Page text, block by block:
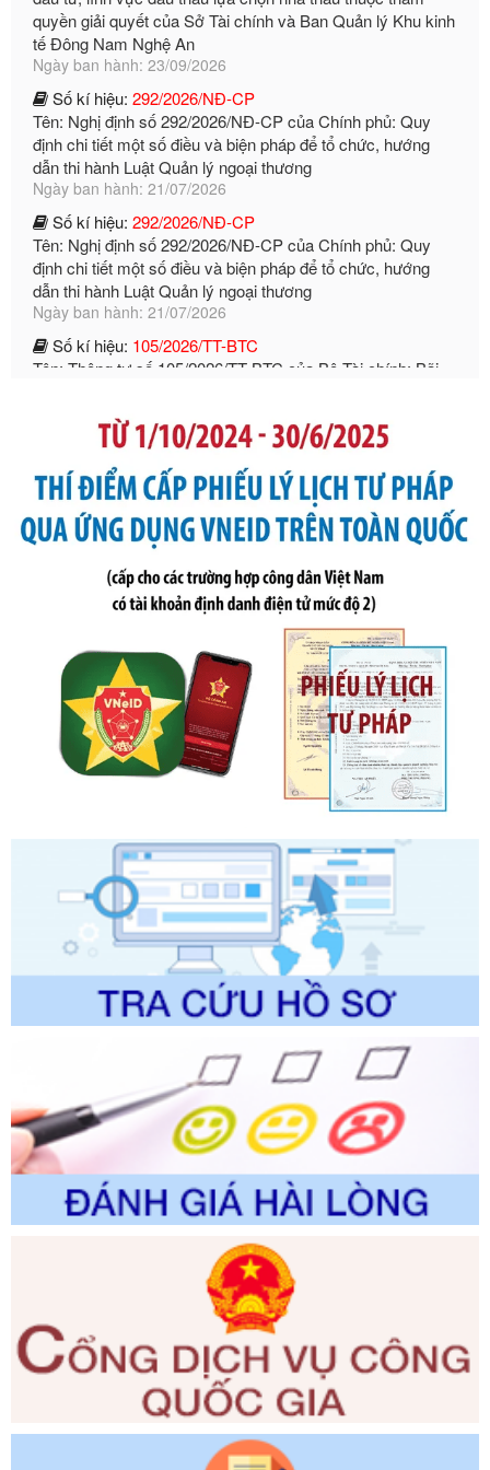
Số kí hiệu:292/2026/NĐ-CP
Tên: Nghị định số 292/2026/NĐ-CP của Chính phủ: Quy
định chi tiết một số điều và biện pháp để tổ chức, hướng
dẫn thi hành Luật Quản lý ngoại thương
Ngày ban hành: 21/07/2026
Số kí hiệu:292/2026/NĐ-CP
Tên: Nghị định số 292/2026/NĐ-CP của Chính phủ: Quy
định chi tiết một số điều và biện pháp để tổ chức, hướng
dẫn thi hành Luật Quản lý ngoại thương
Ngày ban hành: 21/07/2026
Số kí hiệu:105/2026/TT-BTC
Tên: Thông tư số 105/2026/TT-BTC của Bộ Tài chính: Bãi
bỏ Thông tư số 87/2019/TT- BТC ngày 19 tháng 12 năm
2019 của Bộ trưởng Bộ Tài chính hướng dẫn thực hiện xử
phạt vi phạm hành chính trong lĩnh vực kho bạc nhà nước
Số kí hiệu:
Tên: Nghị định số 291/2026/NĐ-CP của Chính phủ: Sửa
ngày 19 tháng 10 năm 2020 của Chính phủ quy định xử
phạt vi phạm hành chính về thuế, hóa đơn được sửa đổi, bổ
sung bởi Nghị định số 102/2021/NĐ-CP
Ngày ban hành: 20/07/2026
Số kí hiệu:2303/QĐ-UBND
Tên: Quyết định công bố Danh mục thủ tục hành chính mới
ban hành, được sửa đổi, bổ sung, bị bãi bỏ và phê duyệt
Quy trình nội bộ, quy trình điện tử giải quyết thủ tục hành
chính trong một số lĩnh vực thuộc phạm vi chức năng quản
lý của Sở Văn hóa, Thể tha
Ngày ban hành: 01/06/2026
Số kí hiệu:2304/QĐ-UBND
Tên: Quyết định công bố Danh mục thủ tục hành chính
được sửa đổi, bổ sung và phê duyệt Quy trình nội bộ, quy
trình điện tử giải quyết thủ tục hành chính trong lĩnh vực Du
lịch thuộc phạm vi chức năng quản lý của Sở Văn hóa, Thể
thao và Du lịch
Ngày ban hành: 01/06/2026
Số kí hiệu:2310/QĐ-UBND
Tên: Về việc công bố Danh mục thủ tục hành chính sửa
đổi, bổ sung và phê duyệt Quy trình nội bộ, quy trình điện tử
trong giải quyết thủtục hành chính lĩnh vực biến đổi khí hậu
thuộc phạm vi giải quyết của Sở Nông nghiệp và Môi
Ngày ban hành: 01/06/2026
2300/QĐ-UBND
Tên: V/v công bố danh mục thủ tục hành chính được sửa
đổi, bổ sung và phê duyệt quy trình nội bộ, quy trình điện tử
giải quyết thủ tục hành chính trong lĩnh vực Luật sư thuộc
phạm vi chức năng quản lý của Sở Tư pháp
Ngày ban hành: 01/06/2026
351/2025/NĐ-CP
Tên: Nghị định số 351/2025/NĐ-CP của Chính phủ: Quy
định chuẩn nghèo đa chiều quốc gia giai đoạn 2026 - 2030
Ngày ban hành: 29/12/2026
Số kí hiệu:3014/QĐ-UBND
Tên: Quyết định về việc công bố danh mục thủ tục hành
chính ban hành mới, sửa đổi bổ sung trong lĩnh vực hỗ trợ
đầu tư, lĩnh vực đấu thầu lựa chọn nhà thầu thuộc thẩm
quyền giải quyết của Sở Tài chính và Ban Quản lý Khu kinh